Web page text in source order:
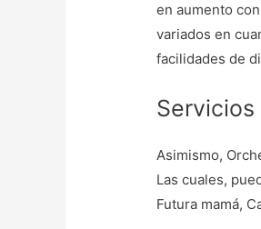
en aumento
variados en
facilidades de
Asimismo,
Las cuales,
Futura mamá,